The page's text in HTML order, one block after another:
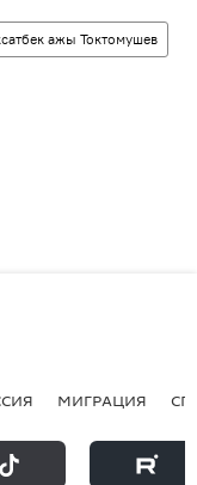
ажы Токтомушев
МИГРАЦИЯ